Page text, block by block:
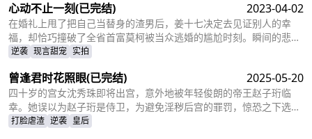
踪与裴家有关，裴家背靠京都五大豪门。为找父亲，他提升实力，婚
后与苏轻眉一同前往京都。
心动不止一刻(已完结) 2023-04-02
在婚礼上甩了把自己当替身的渣男后，姜十七决定去见证别人的幸
福，却恰巧撞破了全省首富莫柯被当众逃婚的尴尬时刻。瞬间的悲愤
交加，让姜十七鼓起勇气见义勇为，上台演着戏嫁给了莫柯。但姜十
现，不仅捣乱了莫柯的计划，还让她闯进了莫柯的心里。事后，莫柯
购买了姜十七所在的公司，成了空降的老板，开始了自己的茫茫追妻
之旅……
逆袭 现言甜宠 实拍
曾逢君时花照眼(已完结) 2025-05-20
四十岁的宫女沈秀珠即将出宫，意外地被年轻俊朗的帝王赵子珩临
幸。她误以为赵子珩是侍卫，为避免淫秽后宫的罪罚，惊恐之下选择
了逃离。六年后，沈秀珠携龙凤胎现身宫廷百子宴，却被亲族羞辱和
打脸虐渣 逆袭 皇后